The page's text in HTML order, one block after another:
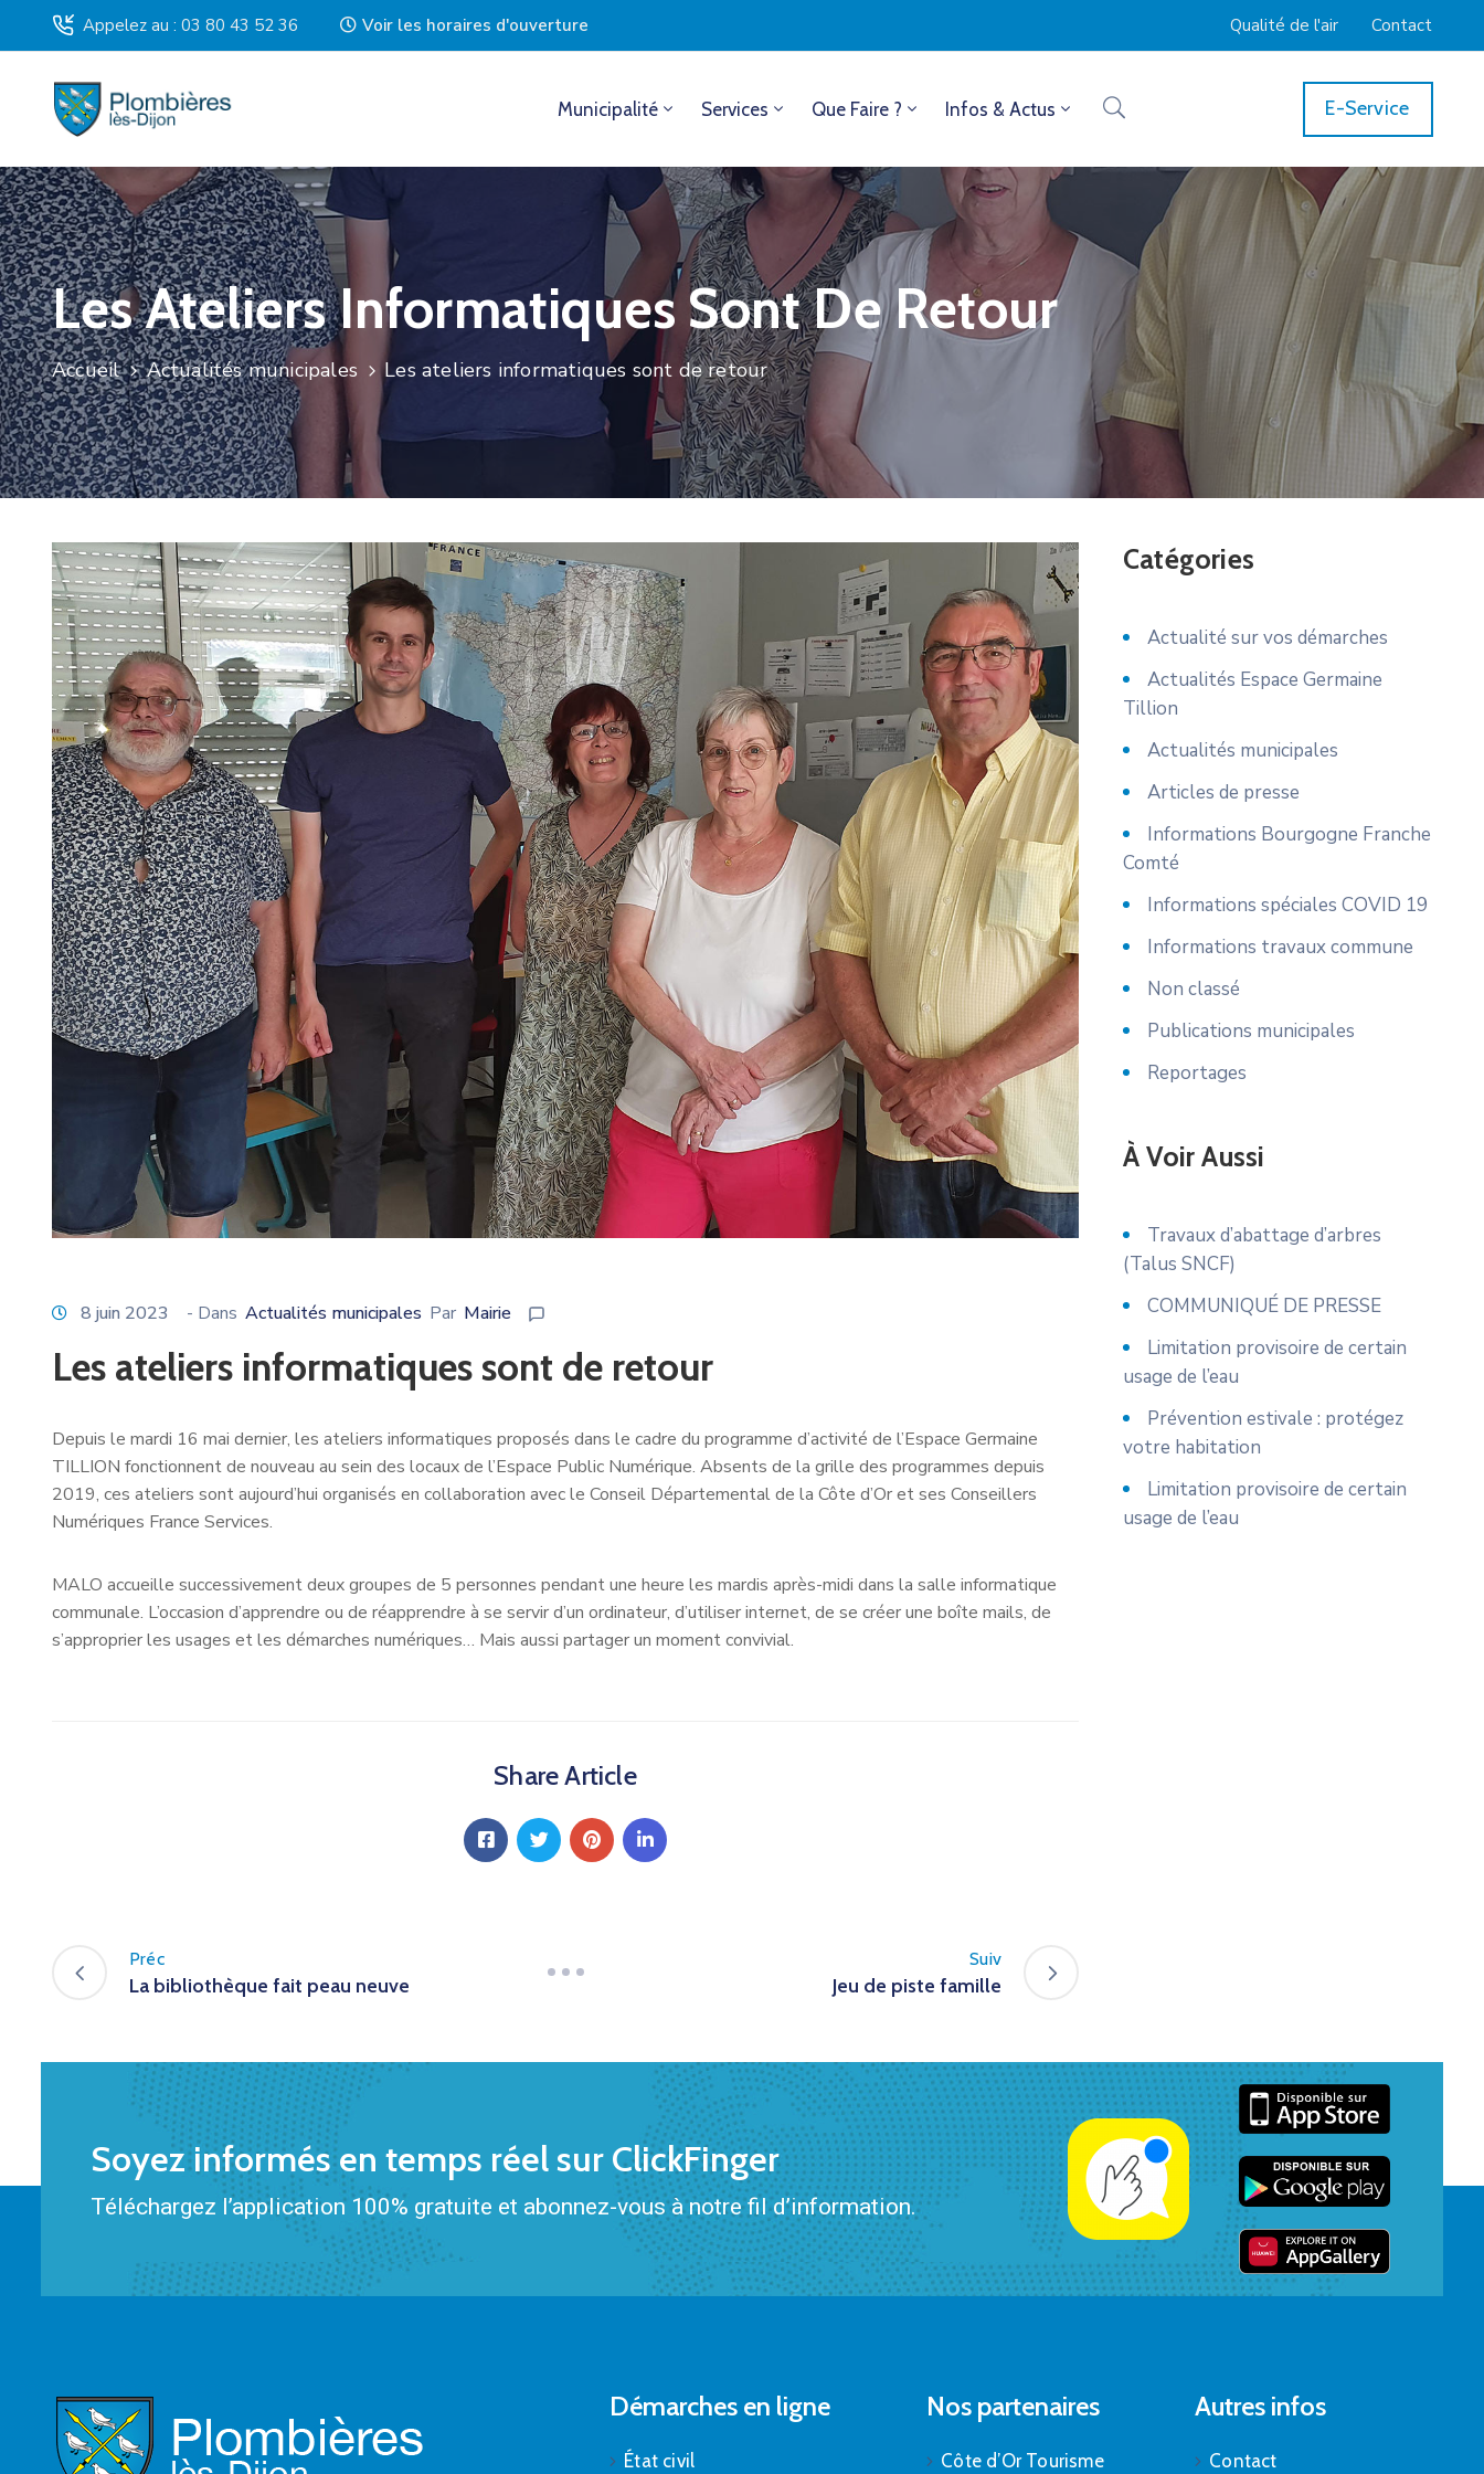
Appelez au : 03 80 43 52 36 Voir les horaires d'ouverture Qualité de l'air Contact
Municipalité Services Que Faire ? Infos & Actus E-Service
Les Ateliers Informatiques Sont De Retour
Accueil Actualités municipales Les ateliers informatiques sont de retour
8 juin 2023 - Dans Actualités municipales Par Mairie
Les ateliers informatiques sont de retour
Depuis le mardi 16 mai dernier, les ateliers informatiques proposés dans le cadre du programme d’activité de l’Espace Germaine
TILLION fonctionnent de nouveau au sein des locaux de l’Espace Public Numérique. Absents de la grille des programmes depuis
2019, ces ateliers sont aujourd’hui organisés en collaboration avec le Conseil Départemental de la Côte d’Or et ses Conseillers
Numériques France Services.
MALO accueille successivement deux groupes de 5 personnes pendant une heure les mardis après-midi dans la salle informatique
communale. L’occasion d’apprendre ou de réapprendre à se servir d’un ordinateur, d’utiliser internet, de se créer une boîte mails, de
s’approprier les usages et les démarches numériques… Mais aussi partager un moment convivial.
Share Article
Préc
La bibliothèque fait peau neuve
Suiv
Jeu de piste famille
Catégories
Actualité sur vos démarches
Actualités Espace Germaine
Tillion
Actualités municipales
Articles de presse
Informations Bourgogne Franche
Comté
Informations spéciales COVID 19
Informations travaux commune
Non classé
Publications municipales
Reportages
À Voir Aussi
Travaux d’abattage d’arbres
(Talus SNCF)
COMMUNIQUÉ DE PRESSE
Limitation provisoire de certain
usage de l’eau
Prévention estivale : protégez
votre habitation
Limitation provisoire de certain
usage de l’eau
Soyez informés en temps réel sur ClickFinger
Téléchargez l’application 100% gratuite et abonnez-vous à notre fil d’information.
Démarches en ligne
État civil
Nos partenaires
Côte d’Or Tourisme
Autres infos
Contact